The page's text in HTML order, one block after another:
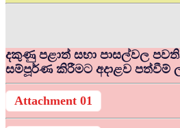
දකුණු පළාත් සභා පාසල්වල
සම්පූර්ණ කිරීමට අදාළව පත්වීම්
Attachment 01